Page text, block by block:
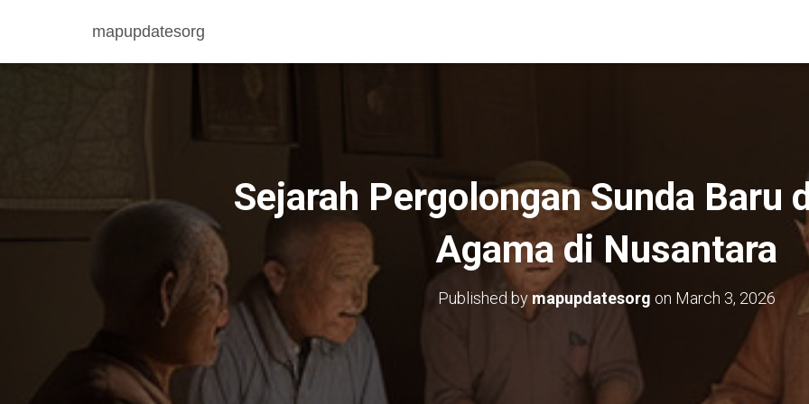
mapupdatesorg
Sejarah Pergolongan Sunda Baru
Agama di Nusantara
Published by mapupdatesorg on March 3, 2026